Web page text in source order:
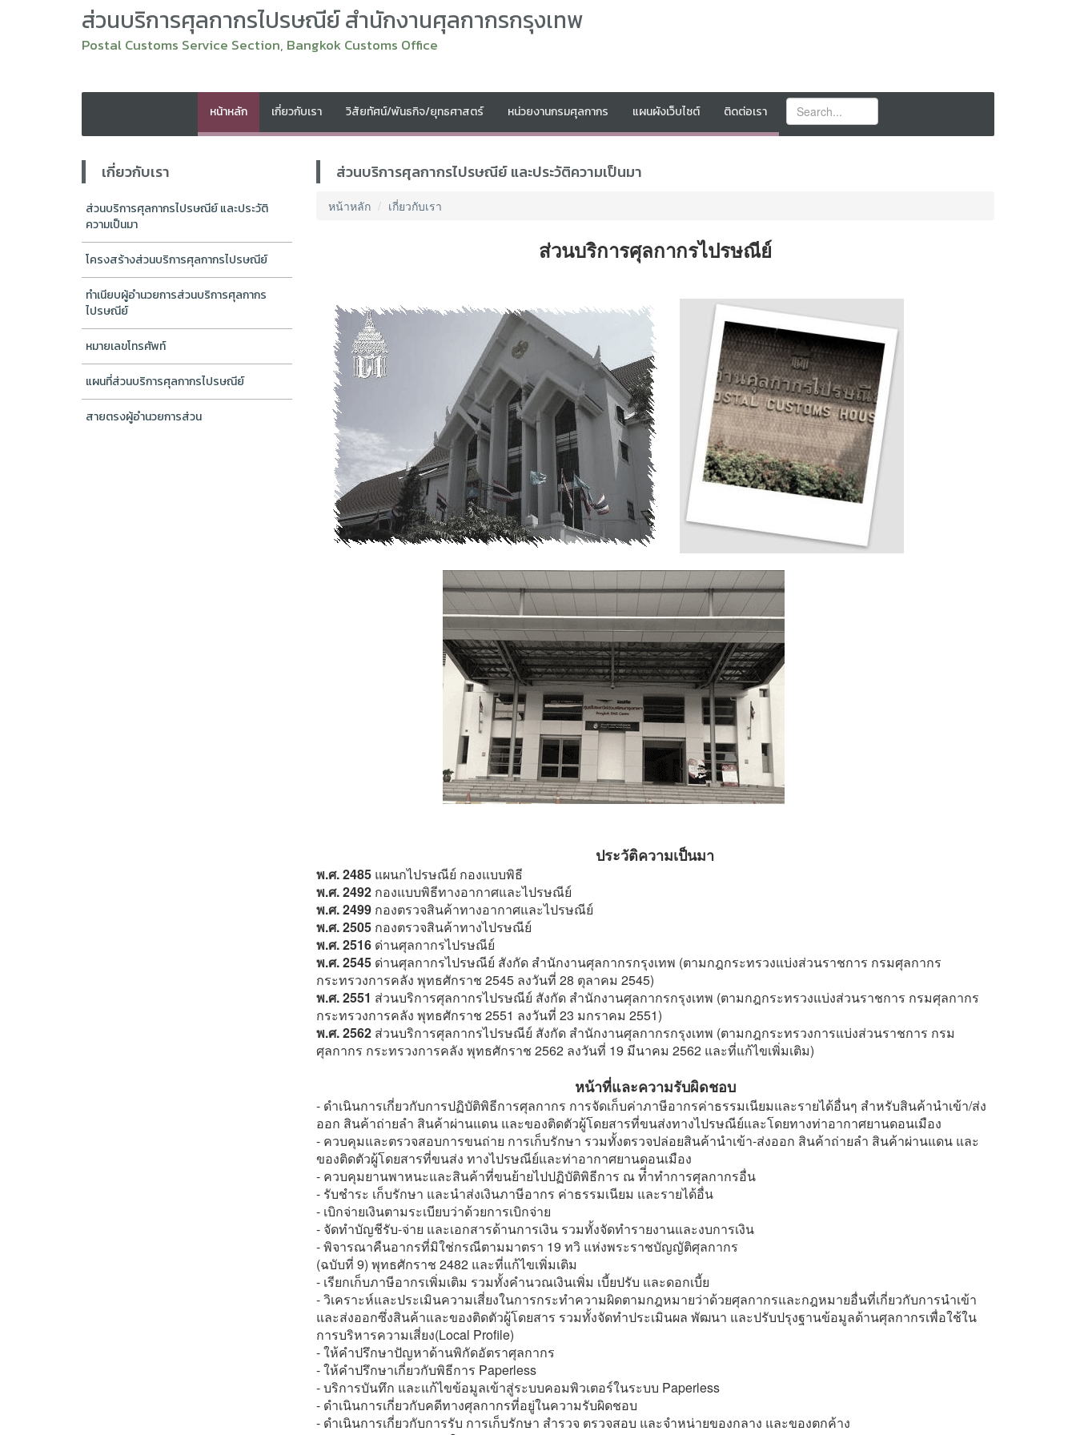
ส่วนบริการศุลกากรไปรษณีย์ สำนักงานศุลกากรกรุงเทพ
Postal Customs Service Section, Bangkok Customs Office
หน้าหลัก เกี่ยวกับเรา วิสัยทัศน์/พันธกิจ/ยุทธศาสตร์ หน่วยงานกรมศุลกากร แผนผังเว็บไซต์ ติดต่อเรา
เกี่ยวกับเรา
ส่วนบริการศุลกากรไปรษณีย์ และประวัติ
ความเป็นมา
โครงสร้างส่วนบริการศุลกากรไปรษณีย์
ทำเนียบผู้อำนวยการส่วนบริการศุลกากร
ไปรษณีย์
หมายเลขโทรศัพท์
แผนที่ส่วนบริการศุลกากรไปรษณีย์
สายตรงผู้อำนวยการส่วน
ส่วนบริการศุลกากรไปรษณีย์ และประวัติความเป็นมา
หน้าหลัก เกี่ยวกับเรา
ส่วนบริการศุลกากรไปรษณีย์
ประวัติความเป็นมา
พ.ศ. 2485แผนกไปรษณีย์ กองแบบพิธี
พ.ศ. 2492กองแบบพิธีทางอากาศและไปรษณีย์
พ.ศ. 2499กองตรวจสินค้าทางอากาศและไปรษณีย์
พ.ศ. 2505กองตรวจสินค้าทางไปรษณีย์
พ.ศ. 2516ด่านศุลกากรไปรษณีย์
พ.ศ. 2545ด่านศุลกากรไปรษณีย์ สังกัด สำนักงานศุลกากรกรุงเทพ (ตามกฎกระทรวงแบ่งส่วนราชการ กรมศุลกากร
กระทรวงการคลัง พุทธศักราช 2545 ลงวันที่ 28 ตุลาคม 2545)
พ.ศ. 2551 ส่วนบริการศุลกากรไปรษณีย์ สังกัด สำนักงานศุลกากรกรุงเทพ (ตามกฎกระทรวงแบ่งส่วนราชการ กรมศุลกากร
กระทรวงการคลัง พุทธศักราช 2551 ลงวันที่ 23 มกราคม 2551)
พ.ศ. 2562ส่วนบริการศุลกากรไปรษณีย์ สังกัด สำนักงานศุลกากรกรุงเทพ (ตามกฎกระทรวงการแบ่งส่วนราชการ กรม
ศุลกากร กระทรวงการคลัง พุทธศักราช 2562 ลงวันที่ 19 มีนาคม 2562 และที่แก้ไขเพิ่มเติม)
หน้าที่และความรับผิดชอบ
- ดำเนินการเกี่ยวกับการปฏิบัติพิธีการศุลกากร การจัดเก็บค่าภาษีอากรค่าธรรมเนียมและรายได้อื่นๆ สำหรับสินค้านำเข้า/ส่ง
ออก สินค้าถ่ายลำ สินค้าผ่านแดน และของติดตัวผู้โดยสารที่ขนส่งทางไปรษณีย์และโดยทางท่าอากาศยานดอนเมือง
- ควบคุมและตรวจสอบการขนถ่าย การเก็บรักษา รวมทั้งตรวจปล่อยสินค้านำเข้า-ส่งออก สินค้าถ่ายลำ สินค้าผ่านแดน และ
ของติดตัวผู้โดยสารที่ขนส่ง ทางไปรษณีย์และท่าอากาศยานดอนเมือง
- ควบคุมยานพาหนะและสินค้าที่ขนย้ายไปปฏิบัติพิธีการ ณ ที่ำทำการศุลกากรอื่น
- รับชำระ เก็บรักษา และนำส่งเงินภาษีอากร ค่าธรรมเนียม และรายได้อื่น
- เบิกจ่ายเงินตามระเบียบว่าด้วยการเบิกจ่าย
- จัดทำบัญชีรับ-จ่าย และเอกสารด้านการเงิน รวมทั้งจัดทำรายงานและงบการเงิน
- พิจารณาคืนอากรที่มิใช่กรณีตามมาตรา 19 ทวิ แห่งพระราชบัญญัติศุลกากร
(ฉบับที่ 9) พุทธศักราช 2482 และที่แก้ไขเพิ่มเติม
- เรียกเก็บภาษีอากรเพิ่มเติม รวมทั้งคำนวณเงินเพิ่ม เบี้ยปรับ และดอกเบี้ย
- วิเคราะห์และประเมินความเสี่ยงในการกระทำความผิดตามกฎหมายว่าด้วยศุลกากรและกฎหมายอื่นที่เกี่ยวกับการนำเข้า
และส่งออกซึ่งสินค้าและของติดตัวผู้โดยสาร รวมทั้งจัดทำประเมินผล พัฒนา และปรับปรุงฐานข้อมูลด้านศุลกากรเพื่อใช้ใน
การบริหารความเสี่ยง(Local Profile)
- ให้คำปรึกษาปัญหาด้านพิกัดอัตราศุลกากร
- ให้คำปรึกษาเกี่ยวกับพิธีการ Paperless
- บริการบันทึก และแก้ไขข้อมูลเข้าสู่ระบบคอมพิวเตอร์ในระบบ Paperless
- ดำเนินการเกี่ยวกับคดีทางศุลกากรที่อยู่ในความรับผิดชอบ
- ดำเนินการเกี่ยวกับการรับ การเก็บรักษา สำรวจ ตรวจสอบ และจำหน่ายของกลาง และของตกค้าง